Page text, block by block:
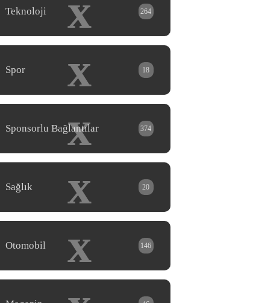
x
Teknoloji 264
x
Spor 18
x
Sponsorlu Bağlantılar 374
x
Sağlık 20
x
Otomobil 146